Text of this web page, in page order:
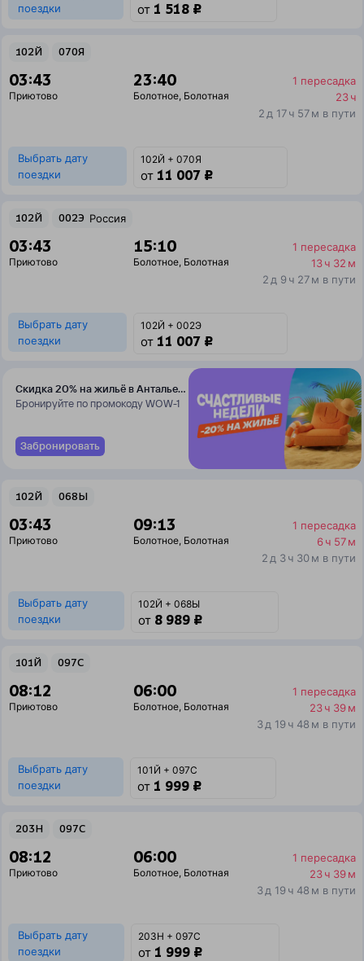
поездки
от 1 518 ₽
102Й 070Я
03:43
Приютово
23:40
Болотное, Болотная
1 пересадка
23 ч
2 д 17 ч 57 м в пути
Выбрать дату
поездки
102Й + 070Я
от 11 007 ₽
102Й 002Э Россия
03:43
Приютово
15:10
Болотное, Болотная
1 пересадка
13 ч 32 м
2 д 9 ч 27 м в пути
Выбрать дату
поездки
102Й + 002Э
от 11 007 ₽
Скидка 20% на жильё в Анталье
и Даламане
Бронируйте по промокоду WOW-1
Забронировать
102Й 068Ы
03:43
Приютово
09:13
Болотное, Болотная
1 пересадка
6 ч 57 м
2 д 3 ч 30 м в пути
Выбрать дату
поездки
102Й + 068Ы
от 8 989 ₽
101Й 097С
08:12
Приютово
06:00
Болотное, Болотная
1 пересадка
23 ч 39 м
3 д 19 ч 48 м в пути
Выбрать дату
поездки
101Й + 097С
от 1 999 ₽
203Н 097С
08:12
Приютово
06:00
Болотное, Болотная
1 пересадка
23 ч 39 м
3 д 19 ч 48 м в пути
Выбрать дату
поездки
203Н + 097С
от 1 999 ₽